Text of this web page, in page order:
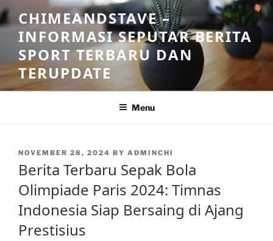
Skip
to
content
CHIMEANDSTAVE –
INFORMASI SEPUTAR BERITA
SPORT TERBARU DAN
TERUPDATE
Menu
POSTED
NOVEMBER 28, 2024 BY ADMINCHI
Berita Terbaru Sepak Bola
Olimpiade Paris 2024: Timnas
Indonesia Siap Bersaing di Ajang
Prestisius